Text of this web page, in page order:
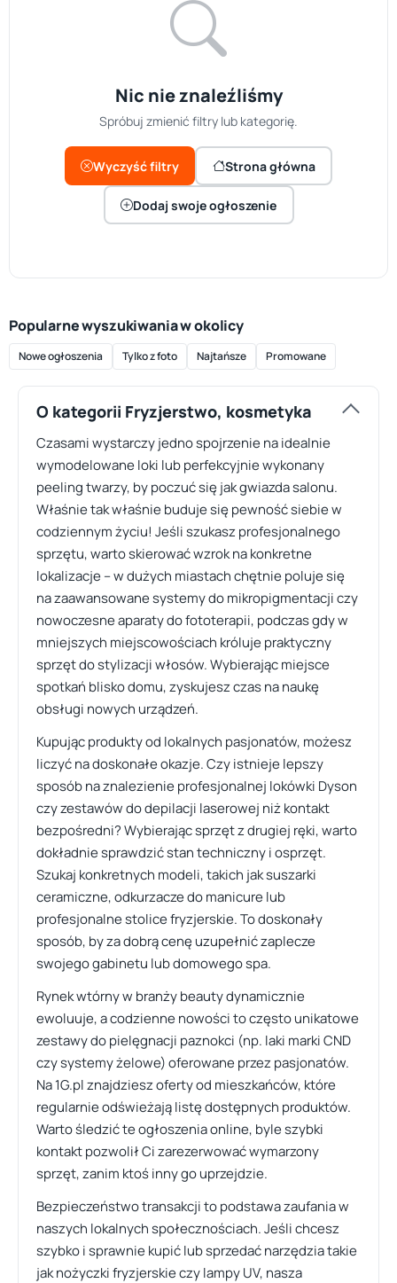
Nic nie znaleźliśmy
Spróbuj zmienić filtry lub kategorię.
Wyczyść filtry Strona główna
Dodaj swoje ogłoszenie
Popularne wyszukiwania w okolicy
Nowe ogłoszenia Tylko z foto Najtańsze Promowane
O kategorii Fryzjerstwo, kosmetyka
Czasami wystarczy jedno spojrzenie na idealnie
wymodelowane loki lub perfekcyjnie wykonany
peeling twarzy, by poczuć się jak gwiazda salonu.
Właśnie tak właśnie buduje się pewność siebie w
codziennym życiu! Jeśli szukasz profesjonalnego
sprzętu, warto skierować wzrok na konkretne
lokalizacje – w dużych miastach chętnie poluje się
na zaawansowane systemy do mikropigmentacji czy
nowoczesne aparaty do fototerapii, podczas gdy w
mniejszych miejscowościach króluje praktyczny
sprzęt do stylizacji włosów. Wybierając miejsce
spotkań blisko domu, zyskujesz czas na naukę
obsługi nowych urządzeń.
Kupując produkty od lokalnych pasjonatów, możesz
liczyć na doskonałe okazje. Czy istnieje lepszy
sposób na znalezienie profesjonalnej lokówki Dyson
czy zestawów do depilacji laserowej niż kontakt
bezpośredni? Wybierając sprzęt z drugiej ręki, warto
dokładnie sprawdzić stan techniczny i osprzęt.
Szukaj konkretnych modeli, takich jak suszarki
ceramiczne, odkurzacze do manicure lub
profesjonalne stolice fryzjerskie. To doskonały
sposób, by za dobrą cenę uzupełnić zaplecze
swojego gabinetu lub domowego spa.
Rynek wtórny w branży beauty dynamicznie
ewoluuje, a codzienne nowości to często unikatowe
zestawy do pielęgnacji paznokci (np. laki marki CND
czy systemy żelowe) oferowane przez pasjonatów.
Na 1G.pl znajdziesz oferty od mieszkańców, które
regularnie odświeżają listę dostępnych produktów.
Warto śledzić te ogłoszenia online, byle szybki
kontakt pozwolił Ci zarezerwować wymarzony
sprzęt, zanim ktoś inny go uprzejdzie.
Bezpieczeństwo transakcji to podstawa zaufania w
naszych lokalnych społecznościach. Jeśli chcesz
szybko i sprawnie kupić lub sprzedać narzędzia takie
jak nożyczki fryzjerskie czy lampy UV, nasza